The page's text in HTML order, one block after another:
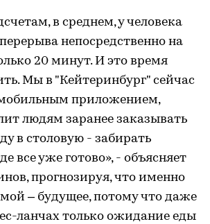
в среднем, у человека
непосредственно на
20 минут. И это время
Мы в "Кейтеринбург" сейчас
приложением,
людям заранее заказывать
в столовую - забирать
все уже готово», - объясняет
прогнозируя, что именно
– будущее, потому что даже
ланчах только ожидание еды